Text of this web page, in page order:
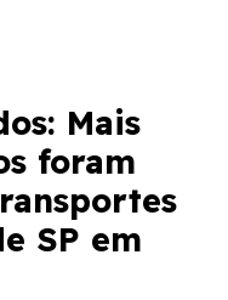
Mais
foram
SP em